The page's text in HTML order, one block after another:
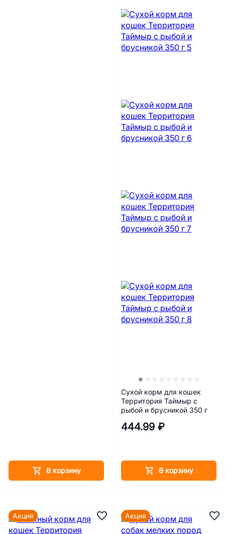
В корзину
Сухой корм для кошек
Территория Таймыр с
рыбой и брусникой 350 г
444.99 ₽
В корзину
Акция Акция